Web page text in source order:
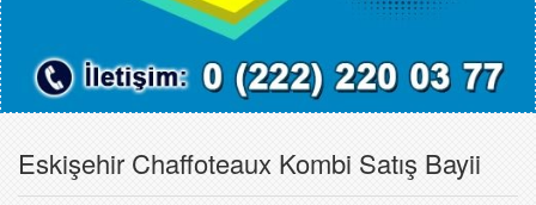
Eskişehir Chaffoteaux Kombi Satış Bayii